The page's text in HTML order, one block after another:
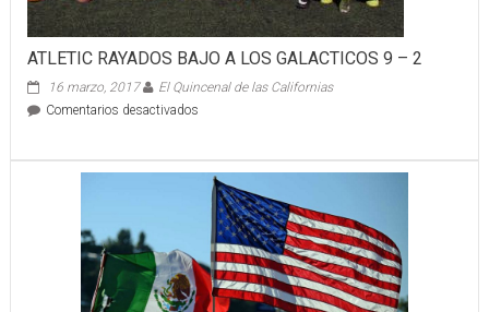
ATLETIC RAYADOS BAJO A LOS GALACTICOS 9 – 2
16 marzo, 2017
El Quincenal de las Californias
Comentarios desactivadosen
LOS
GALACTICOS
–
2